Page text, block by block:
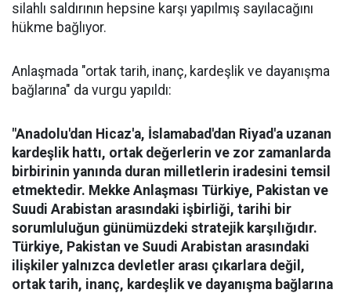
silahlı saldırının hepsine karşı yapılmış sayılacağını
hükme bağlıyor.
Anlaşmada "ortak tarih, inanç, kardeşlik ve dayanışma
bağlarına" da vurgu yapıldı:
"Anadolu'dan Hicaz'a, İslamabad'dan Riyad'a uzanan
kardeşlik hattı, ortak değerlerin ve zor zamanlarda
birbirinin yanında duran milletlerin iradesini temsil
etmektedir. Mekke Anlaşması Türkiye, Pakistan ve
Suudi Arabistan arasındaki işbirliği, tarihi bir
sorumluluğun günümüzdeki stratejik karşılığıdır.
Türkiye, Pakistan ve Suudi Arabistan arasındaki
ilişkiler yalnızca devletler arası çıkarlara değil,
ortak tarih, inanç, kardeşlik ve dayanışma bağlarına